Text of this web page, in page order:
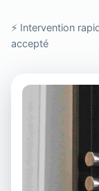
⚡ Intervention
accepté